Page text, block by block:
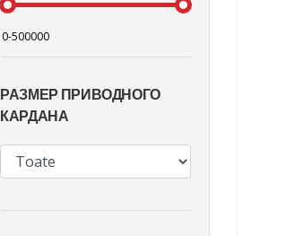
РАЗМЕР ПРИВОДНОГО
КАРДАНА